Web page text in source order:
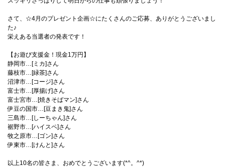
さて、☆4月のプレゼント企画☆にたくさんのご応募、ありがとうございまし
た♪
栄えある当選者の発表です！
【お遊び支援金！現金1万円】
静岡市…[ミカ]さん
藤枝市…[緑茶]さん
沼津市…[コージ]さん
富士市…[厚揚げ]さん
富士宮市…[焼きそばマン]さん
伊豆の国市…[豆まき鬼]さん
三島市…[しーちゃん]さん
裾野市…[ハイスペ]さん
牧之原市…[ゴン]さん
伊東市…[けんと]さん
以上10名の皆さま、おめでとうございます(*^。^*)